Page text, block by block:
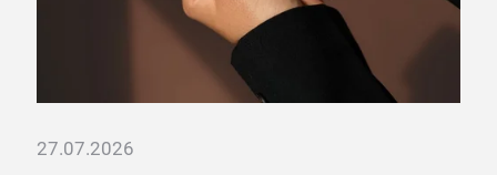
27.07.2026